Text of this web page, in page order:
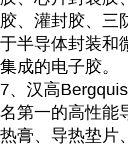
胶、灌封胶、三
于半导体封装和
集成的电子胶。
7、汉高
名第一的高性能
热膏、导热垫片